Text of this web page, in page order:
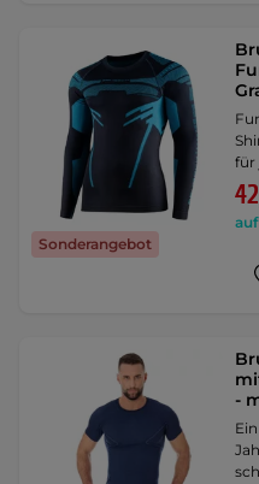
Sonderangebot
für
-